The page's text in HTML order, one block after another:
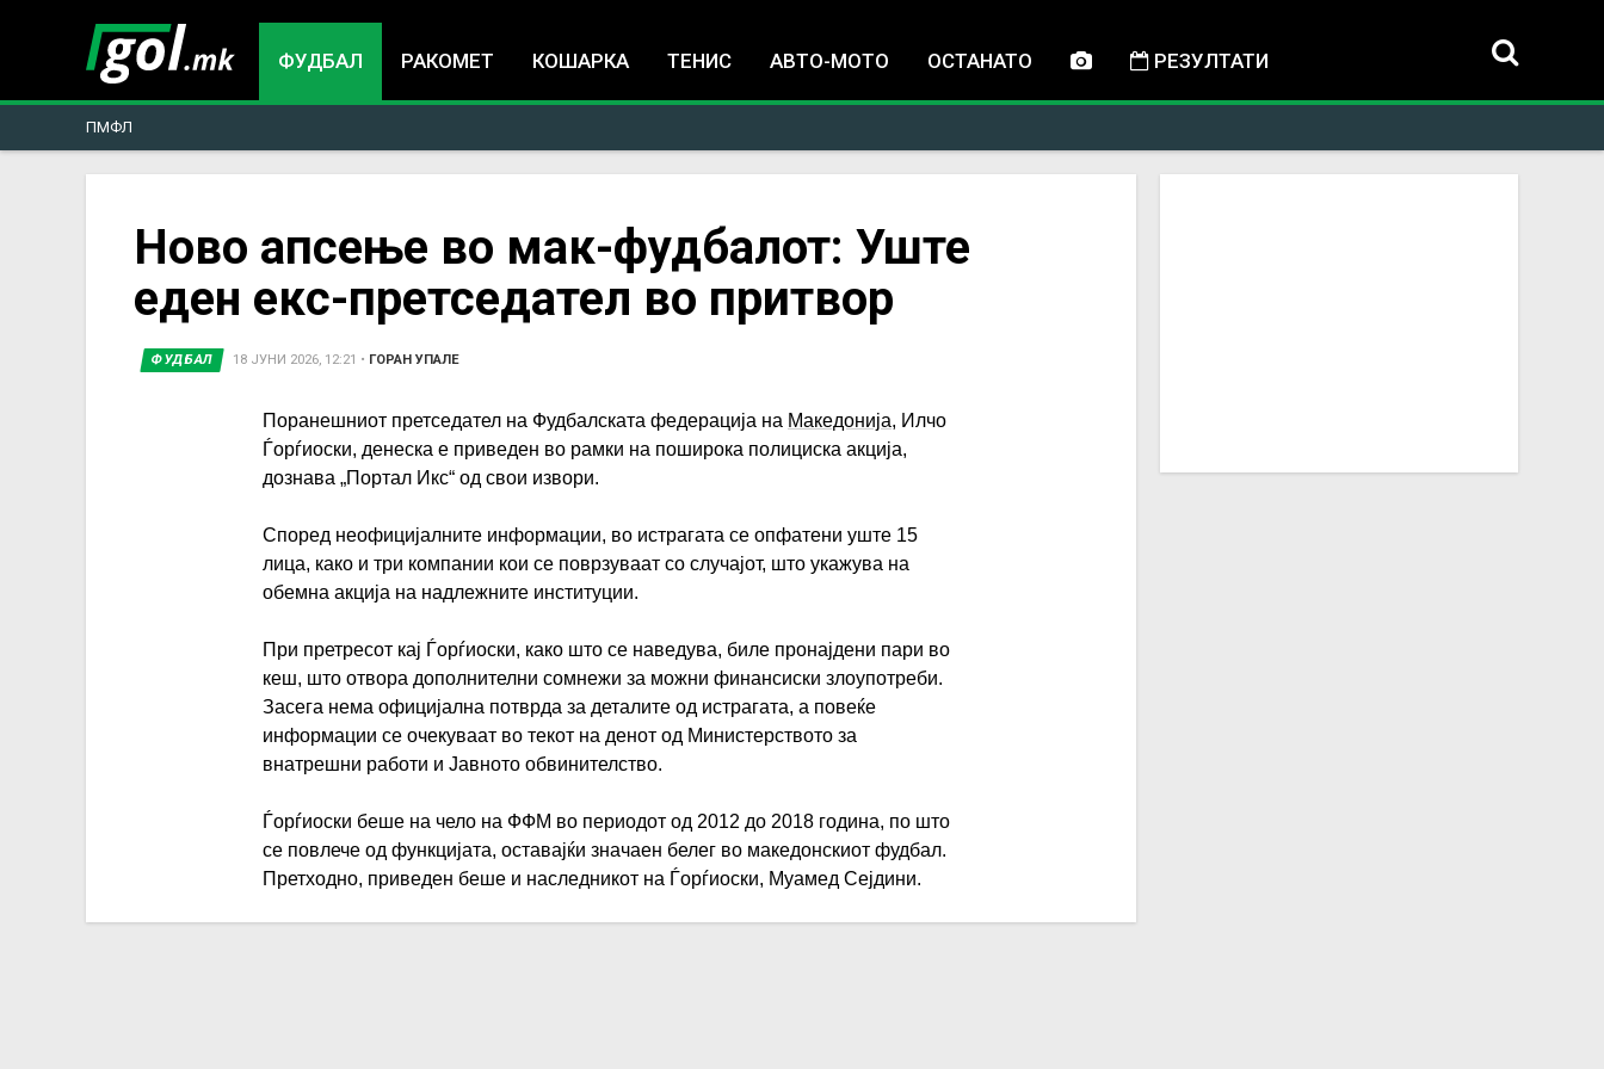
ФУДБАЛ РАКОМЕТ КОШАРКА ТЕНИС АВТО-МОТО ОСТАНАТО РЕЗУЛТАТИ
ПМФЛ
here
Ново апсење во мак-фудбалот: Уште
еден екс-претседател во притвор
ФУДБАЛ 18 ЈУНИ 2026, 12:21 • ГОРАН УПАЛЕ
Поранешниот претседател на Фудбалската федерација на Македонија, Илчо
Ѓорѓиоски, денеска е приведен во рамки на поширока полициска акција,
дознава „Портал Икс“ од свои извори.
Според неофицијалните информации, во истрагата се опфатени уште 15
лица, како и три компании кои се поврзуваат со случајот, што укажува на
обемна акција на надлежните институции.
При претресот кај Ѓорѓиоски, како што се наведува, биле пронајдени пари во
кеш, што отвора дополнителни сомнежи за можни финансиски злоупотреби.
Засега нема официјална потврда за деталите од истрагата, а повеќе
информации се очекуваат во текот на денот од Министерството за
внатрешни работи и Јавното обвинителство.
Ѓорѓиоски беше на чело на ФФМ во периодот од 2012 до 2018 година, по што
се повлече од функцијата, оставајќи значаен белег во македонскиот фудбал.
Претходно, приведен беше и наследникот на Ѓорѓиоски, Муамед Сејдини.